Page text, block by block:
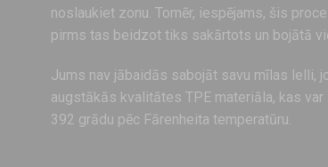
noslaukiet zonu. Tomēr, iespējams, šis
pirms tas beidzot tiks sakārtots un bojātā
Jums nav jābaidās sabojāt savu mīlas lelli,
augstākās kvalitātes TPE materiāla, kas
392 grādu pēc Fārenheita temperatūru.